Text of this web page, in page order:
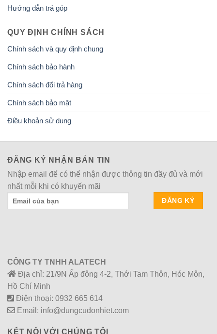
Hướng dẫn trả góp
QUY ĐỊNH CHÍNH SÁCH
Chính sách và quy định chung
Chính sách bảo hành
Chính sách đổi trả hàng
Chính sách bảo mật
Điều khoản sử dụng
ĐĂNG KÝ NHẬN BẢN TIN
Nhập email để có thể nhận được thông tin đầy đủ và mới
nhất mỗi khi có khuyến mãi
CÔNG TY TNHH ALATECH
Địa chỉ: 21/9N Ấp đông 4-2, Thới Tam Thôn, Hóc Môn,
Hồ Chí Minh
Điện thoại: 0932 665 614
Email: info@dungcudonhiet.com
KẾT NỐI VỚI CHÚNG TÔI